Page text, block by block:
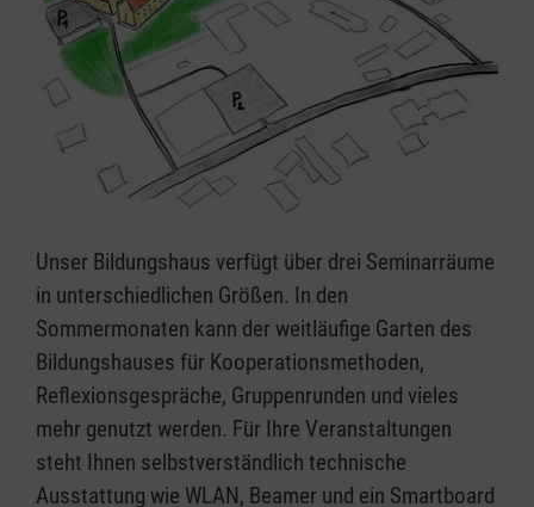
Unser Bildungshaus verfügt über drei Seminarräume
in unterschiedlichen Größen. In den
Sommermonaten kann der weitläufige Garten des
Bildungshauses für Kooperationsmethoden,
Reflexionsgespräche, Gruppenrunden und vieles
mehr genutzt werden. Für Ihre Veranstaltungen
steht Ihnen selbstverständlich technische
Ausstattung wie WLAN, Beamer und ein Smartboard